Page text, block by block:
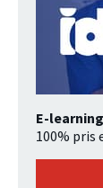
E-
100% pris